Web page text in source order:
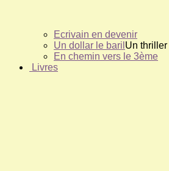
Ecrivain en devenir
Un dollar le baril Un
En chemin vers le 3ème
Livres